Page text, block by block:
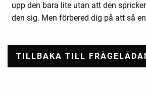
upp den bara lite utan att den
den sig. Men förbered dig på att så